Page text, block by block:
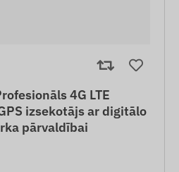
4G LTE
izsekotājs ar digitālo
pārvaldībai